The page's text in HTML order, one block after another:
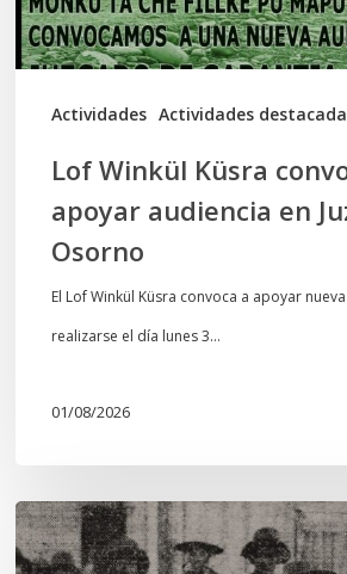
Actividades Actividades
en
Juzgado
Lof Winkül Küsra
apoyar audiencia en
Osorno
El Lof Winkül Küsra convoca a apoyar
realizarse el día lunes 3…
01/08/2026
Chawrakawin:
Palimpsesto